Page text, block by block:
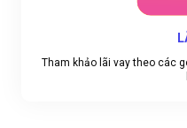
Tham khảo lãi vay theo các